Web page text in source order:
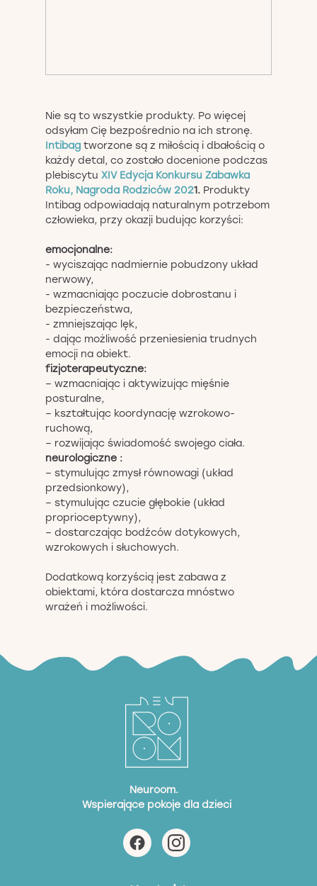
Nie są to wszystkie produkty. Po więcej
odsyłam Cię bezpośrednio na ich stronę.
Intibag tworzone są z miłością i dbałością o
każdy detal, co zostało docenione podczas
plebiscytu XIV Edycja Konkursu Zabawka
Roku, Nagroda Rodziców 2021. Produkty
Intibag odpowiadają naturalnym potrzebom
człowieka, przy okazji budując korzyści:
emocjonalne:
- wyciszając nadmiernie pobudzony układ
nerwowy,
- wzmacniając poczucie dobrostanu i
bezpieczeństwa,
- zmniejszając lęk,
- dając możliwość przeniesienia trudnych
emocji na obiekt.
fizjoterapeutyczne:
– wzmacniając i aktywizując mięśnie
posturalne,
– kształtując koordynację wzrokowo-
ruchową,
– rozwijając świadomość swojego ciała.
neurologiczne :
– stymulując zmysł równowagi (układ
przedsionkowy),
– stymulując czucie głębokie (układ
proprioceptywny),
– dostarczając bodźców dotykowych,
wzrokowych i słuchowych.
Dodatkową korzyścią jest zabawa z
obiektami, która dostarcza mnóstwo
wrażeń i możliwości.
Neuroom.
Wspierające pokoje dla dzieci